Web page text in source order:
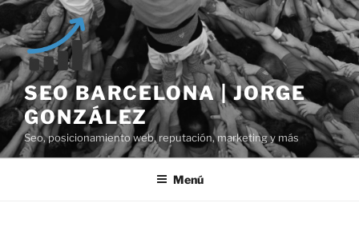
Saltar
al
contenido
SEO BARCELONA | JORGE
GONZÁLEZ
Seo, posicionamiento web, reputación, marketing y más
Menú